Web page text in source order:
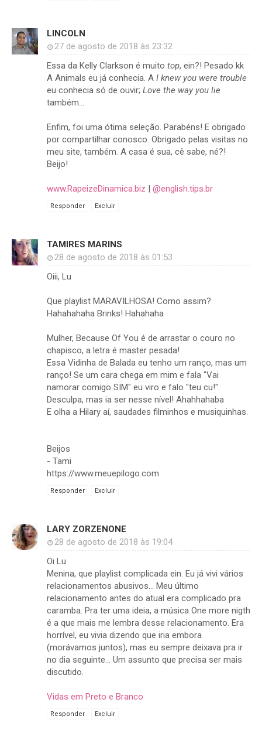
LINCOLN
27 de agosto de 2018 às 23:32
Essa da Kelly Clarkson é muito top, ein?! Pesado kk
A Animals eu já conhecia. A I knew you were trouble
eu conhecia só de ouvir; Love the way you lie
também...
Enfim, foi uma ótima seleção. Parabéns! E obrigado
por compartilhar conosco. Obrigado pelas visitas no
meu site, também. A casa é sua, cê sabe, né?!
Beijo!
www.RapeizeDinamica.biz @english.tips.br
Responder Excluir
TAMIRES MARINS
28 de agosto de 2018 às 01:53
Oiii, Lu
Que playlist MARAVILHOSA! Como assim?
Hahahahaha Brinks! Hahahaha
Mulher, Because Of You é de arrastar o couro no
chapisco, a letra é master pesada!
Essa Vidinha de Balada eu tenho um ranço, mas um
ranço! Se um cara chega em mim e fala "Vai
namorar comigo SIM" eu viro e falo "teu cu!".
Desculpa, mas ia ser nesse nível! Ahahhahaba
E olha a Hilary aí, saudades filminhos e musiquinhas.
Beijos
- Tami
https://www.meuepilogo.com
Responder Excluir
LARY ZORZENONE
28 de agosto de 2018 às 19:04
Oi Lu
Menina, que playlist complicada ein. Eu já vivi vários
relacionamentos abusivos... Meu último
relacionamento antes do atual era complicado pra
caramba. Pra ter uma ideia, a música One more nigth
é a que mais me lembra desse relacionamento. Era
horrível, eu vivia dizendo que iria embora
(morávamos juntos), mas eu sempre deixava pra ir
no dia seguinte... Um assunto que precisa ser mais
discutido.
Vidas em Preto e Branco
Responder Excluir